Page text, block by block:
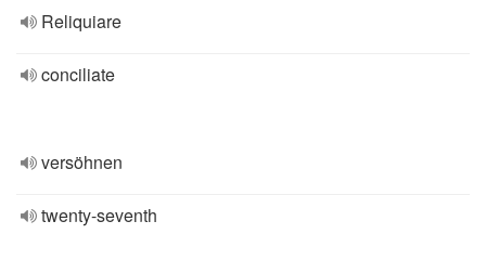
Reliquiare
conciliate
versöhnen
twenty-seventh